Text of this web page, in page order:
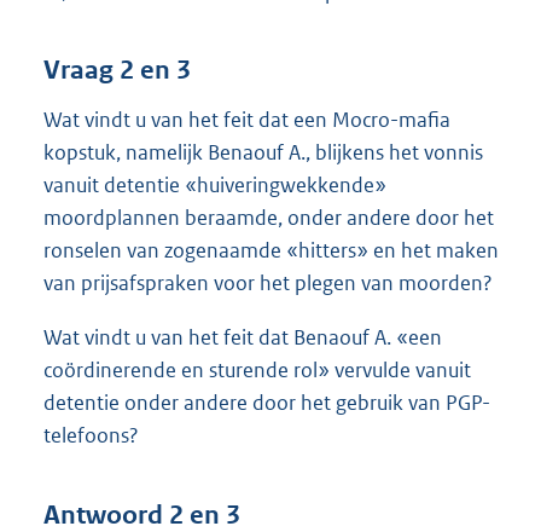
Vraag 2 en 3
Wat vindt u van het feit dat een Mocro-mafia
kopstuk, namelijk Benaouf A., blijkens het vonnis
vanuit detentie «huiveringwekkende»
moordplannen beraamde, onder andere door het
ronselen van zogenaamde «hitters» en het maken
van prijsafspraken voor het plegen van moorden?
Wat vindt u van het feit dat Benaouf A. «een
coördinerende en sturende rol» vervulde vanuit
detentie onder andere door het gebruik van PGP-
telefoons?
Antwoord 2 en 3